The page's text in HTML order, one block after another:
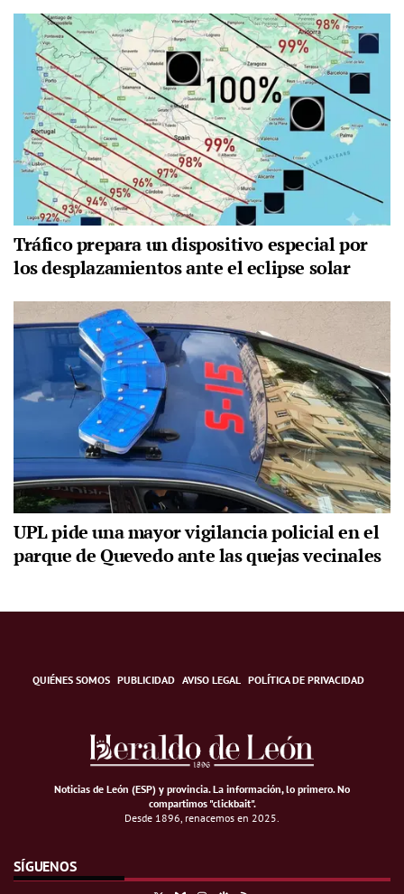
Tráfico prepara un dispositivo especial por
los desplazamientos ante el eclipse solar
UPL pide una mayor vigilancia policial en el
parque de Quevedo ante las quejas vecinales
QUIÉNES SOMOS PUBLICIDAD AVISO LEGAL POLÍTICA DE PRIVACIDAD
Noticias de León (ESP) y provincia. La información, lo primero.No
compartimos "clickbait".
Desde 1896, renacemos en 2025.
SÍGUENOS